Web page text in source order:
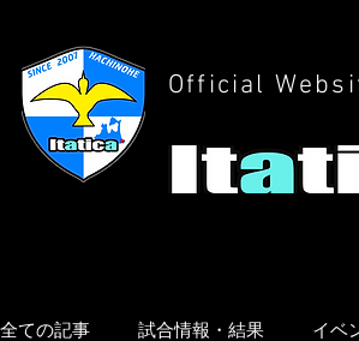
Official
全ての記事 試合情報・結果 イベ